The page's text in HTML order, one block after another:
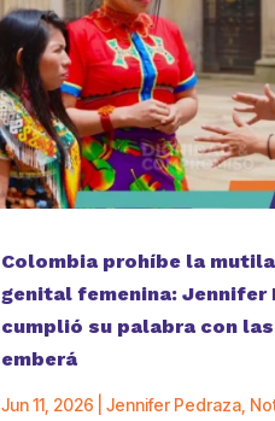
Colombia prohíbe la
genital femenina: Jennifer
cumplió su palabra con
emberá
Jun 11, 2026 |Jennifer Pedraza